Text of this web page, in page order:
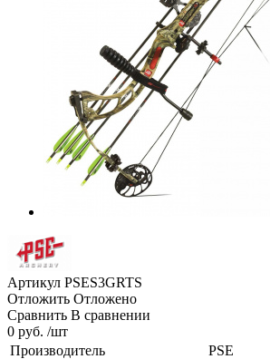
Артикул PSES3GRTS
Отложить Отложено
Сравнить В сравнении
0 руб. /шт
Производитель
PSE